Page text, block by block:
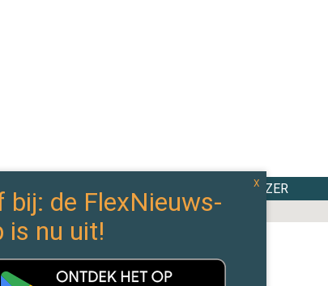
TOP 100 CAO WIJZER
BINNEN IN 2025